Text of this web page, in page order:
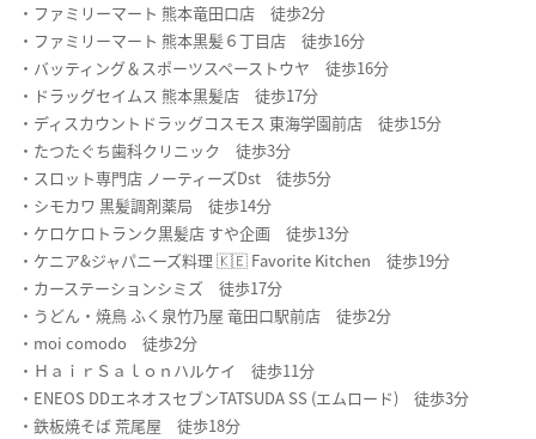
・ファミリーマート 熊本竜田口店 徒歩2分
・ファミリーマート 熊本黒髪６丁目店 徒歩16分
・バッティング＆スポーツスペーストウヤ 徒歩16分
・ドラッグセイムス 熊本黒髪店 徒歩17分
・ディスカウントドラッグコスモス 東海学園前店 徒歩15分
・たつたぐち歯科クリニック 徒歩3分
・スロット専門店 ノーティーズDst 徒歩5分
・シモカワ 黒髪調剤薬局 徒歩14分
・ケロケロトランク黒髪店 すや企画 徒歩13分
・ケニア&ジャパニーズ料理 🇰🇪 Favorite Kitchen 徒歩19分
・カーステーションシミズ 徒歩17分
・うどん・焼鳥 ふく泉竹乃屋 竜田口駅前店 徒歩2分
・moi comodo 徒歩2分
・ＨａｉｒＳａｌｏｎハルケイ 徒歩11分
・ENEOS DDエネオスセブンTATSUDA SS (エムロード) 徒歩3分
・鉄板焼そば 荒尾屋 徒歩18分